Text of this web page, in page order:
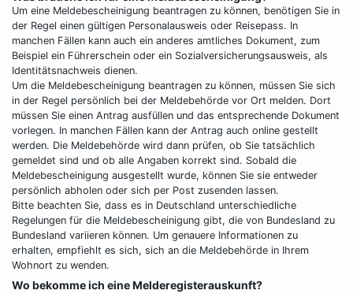
Um eine Meldebescheinigung beantragen zu können, benötigen Sie in
der Regel einen gültigen Personalausweis oder Reisepass. In
manchen Fällen kann auch ein anderes amtliches Dokument, zum
Beispiel ein Führerschein oder ein Sozialversicherungsausweis, als
Identitätsnachweis dienen.
Um die Meldebescheinigung beantragen zu können, müssen Sie sich
in der Regel persönlich bei der Meldebehörde vor Ort melden. Dort
müssen Sie einen Antrag ausfüllen und das entsprechende Dokument
vorlegen. In manchen Fällen kann der Antrag auch online gestellt
werden. Die Meldebehörde wird dann prüfen, ob Sie tatsächlich
gemeldet sind und ob alle Angaben korrekt sind. Sobald die
Meldebescheinigung ausgestellt wurde, können Sie sie entweder
persönlich abholen oder sich per Post zusenden lassen.
Bitte beachten Sie, dass es in Deutschland unterschiedliche
Regelungen für die Meldebescheinigung gibt, die von Bundesland zu
Bundesland variieren können. Um genauere Informationen zu
erhalten, empfiehlt es sich, sich an die Meldebehörde in Ihrem
Wohnort zu wenden.
Wo bekomme ich eine Melderegisterauskunft?